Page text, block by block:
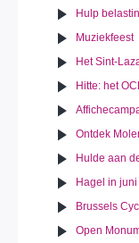
Hulp
Muziekfeest
Het Sint-
Hitte: het
Ontdek
Hulde aan
Hagel in
Brussels
Open